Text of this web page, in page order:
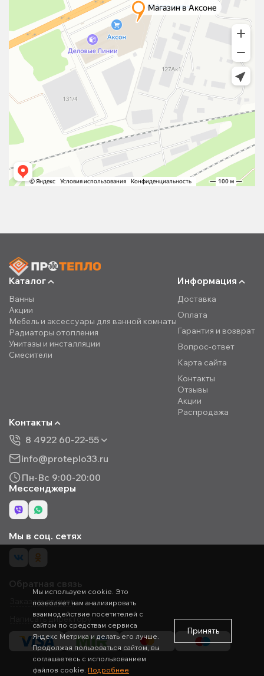
Каталог
Ванны
Акции
Мебель и аксессуары для ванной комнаты
Радиаторы отопления
Унитазы и инсталляции
Смесители
Информация
Доставка
Оплата
Гарантия и возврат
Вопрос-ответ
Карта сайта
Контакты
Отзывы
Акции
Распродажа
Контакты
8 4922 60-22-55
info@proteplo33.ru
Пн-Вс 9:00-20:00
Мессенджеры
Мы в соц. сетях
Обратная связь
Заказать звонок
Написать директору
Мы используем cookie. Это
позволяет нам анализировать
взаимодействие посетителей с
сайтом по средствам сервиса
Яндекс Метрика и делать его лучше.
Продолжая пользоваться сайтом, вы
соглашаетесь с использованием
файлов cookie. Подробнее
Принять